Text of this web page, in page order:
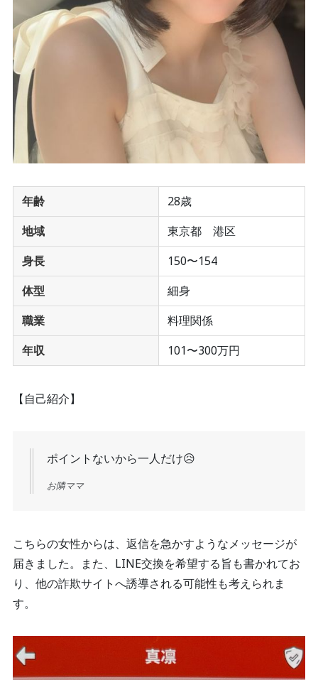
年齢
28歳
地域
東京都 港区
身長
150〜154
体型
細身
職業
料理関係
年収
101〜300万円
【自己紹介】
ポイントないから一人だけ😥
お隣ママ
こちらの女性からは、返信を急かすようなメッセージが
届きました。また、LINE交換を希望する旨も書かれてお
り、他の詐欺サイトへ誘導される可能性も考えられま
す。